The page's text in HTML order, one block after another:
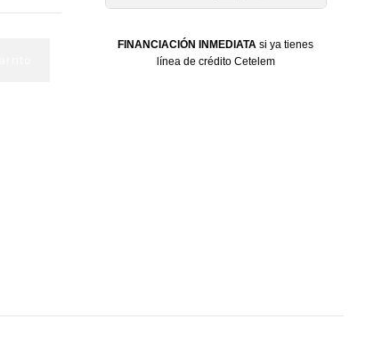
FINANCIACIÓN INMEDIATA si ya tienes
línea de crédito Cetelem